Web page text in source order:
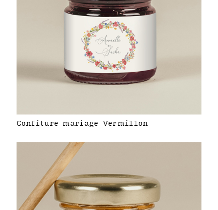
Confiture mariage Vermillon